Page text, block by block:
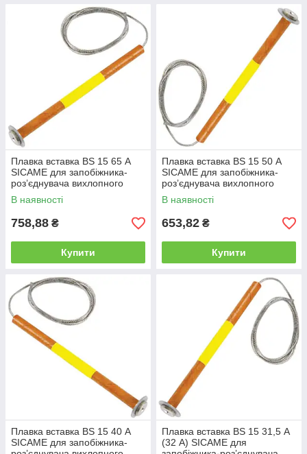
Плавка вставка BS 15 65 А
SICAME для запобіжника-
роз’єднувача вихлопного
типу, нитка запобіжника
В наявності
758,88 ₴
Купити
Плавка вставка BS 15 50 А
SICAME для запобіжника-
роз’єднувача вихлопного
типу, нитка запобіжника
В наявності
653,82 ₴
Купити
Плавка вставка BS 15 40 А
SICAME для запобіжника-
Плавка вставка BS 15 31,5 А
(32 А) SICAME для